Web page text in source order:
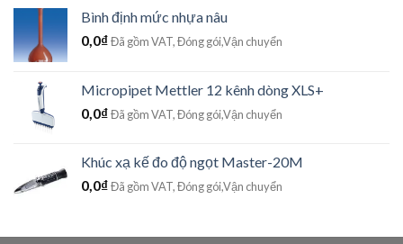
Bình định mức nhựa nâu
0,0₫Đã gồm VAT, Đóng gói,Vận chuyển
Micropipet Mettler 12 kênh dòng XLS+
0,0₫Đã gồm VAT, Đóng gói,Vận chuyển
Khúc xạ kế đo độ ngọt Master-20M
0,0₫Đã gồm VAT, Đóng gói,Vận chuyển